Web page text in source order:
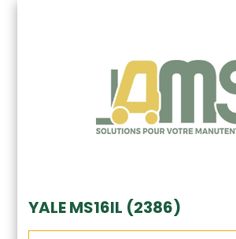
YALE MS16IL (2386)